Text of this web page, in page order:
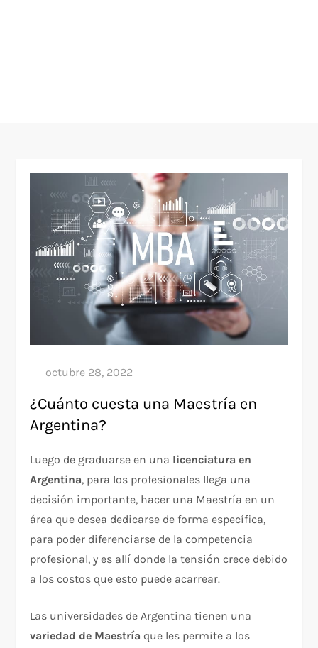
¿Cuánto cuesta una Maestría en
Argentina?
Luego de graduarse en una licenciatura en
Argentina, para los profesionales llega una
decisión importante, hacer una Maestría en un
área que desea dedicarse de forma específica,
para poder diferenciarse de la competencia
profesional, y es allí donde la tensión crece debido
a los costos que esto puede acarrear.
Las universidades de Argentina tienen una
variedad de Maestría que les permite a los